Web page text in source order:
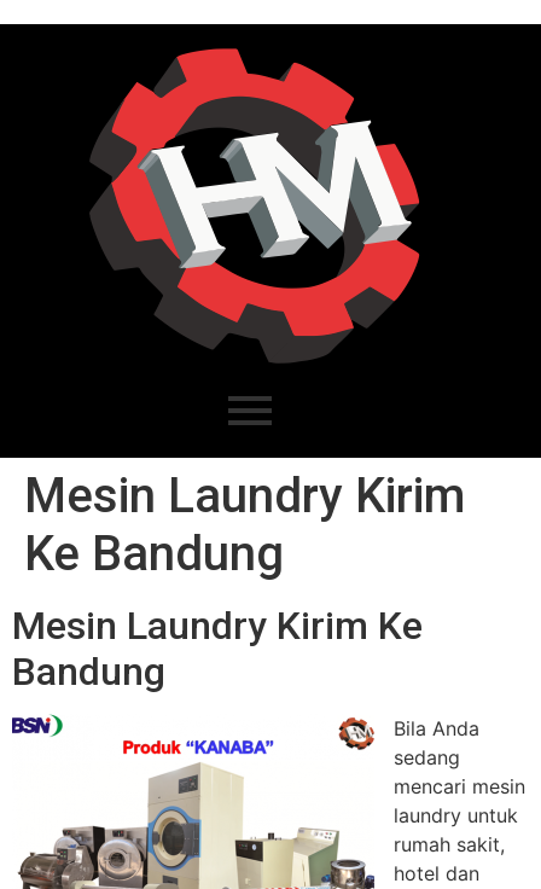
Mesin Laundry Kirim
Ke Bandung
Mesin Laundry Kirim Ke
Bandung
Bila Anda
sedang
mencari mesin
laundry untuk
rumah sakit,
hotel dan